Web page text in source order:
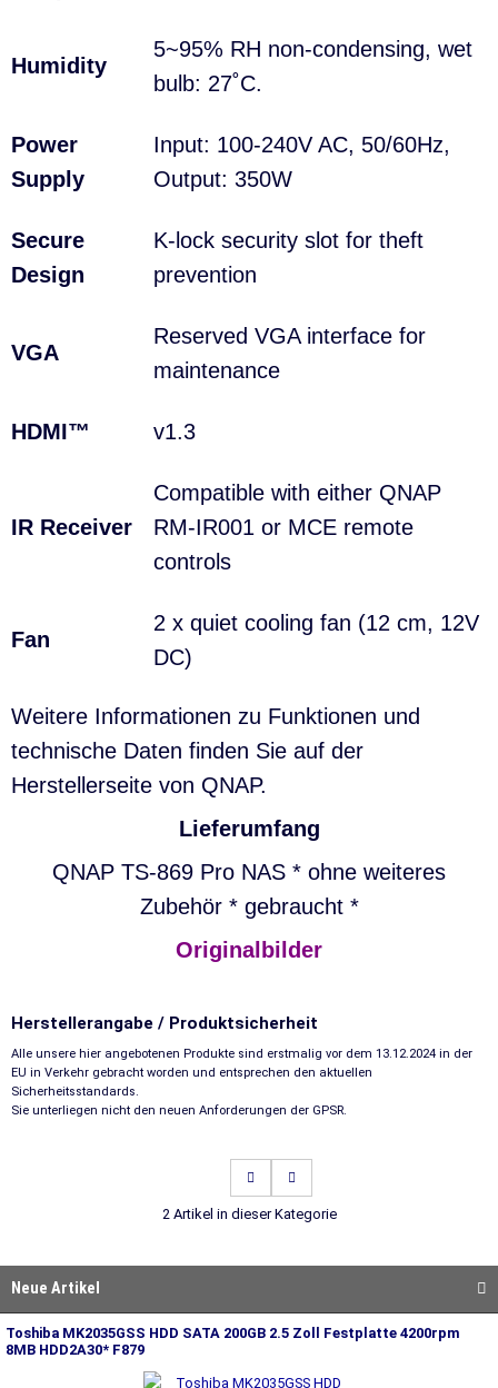
Humidity
5~95% RH non-condensing, wet
bulb: 27˚C.
Power
Supply
Input: 100-240V AC, 50/60Hz,
Output: 350W
Secure
Design
K-lock security slot for theft
prevention
VGA
Reserved VGA interface for
maintenance
HDMI™ v1.3
IR Receiver
Compatible with either QNAP
RM-IR001 or MCE remote
controls
Fan
2 x quiet cooling fan (12 cm, 12V
DC)
Weitere Informationen zu Funktionen und
technische Daten finden Sie auf der
Herstellerseite von QNAP.
Lieferumfang
QNAP TS-869 Pro NAS * ohne weiteres
Zubehör * gebraucht *
Originalbilder
Herstellerangabe / Produktsicherheit
Alle unsere hier angebotenen Produkte sind erstmalig vor dem 13.12.2024 in der
EU in Verkehr gebracht worden und entsprechen den aktuellen
Sicherheitsstandards.
Sie unterliegen nicht den neuen Anforderungen der GPSR.
2 Artikel in dieser Kategorie
Neue Artikel
Toshiba MK2035GSS HDD SATA 200GB 2.5 Zoll Festplatte 4200rpm
8MB HDD2A30* F879